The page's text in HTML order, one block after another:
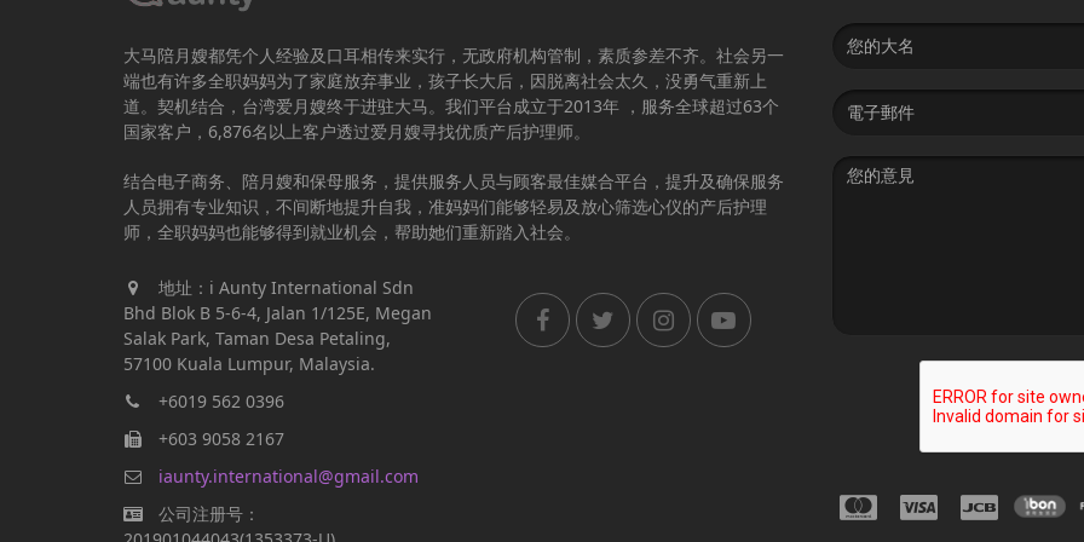
大马陪月嫂都凭个人经验及口耳相传来实行，无政府机构管制，素质参差不齐。社会另一
端也有许多全职妈妈为了家庭放弃事业，孩子长大后，因脱离社会太久，没勇气重新上
道。契机结合，台湾爱月嫂终于进驻大马。我们平台成立于2013年 ，服务全球超过63个
国家客户，6,876名以上客户透过爱月嫂寻找优质产后护理师。
结合电子商务、陪月嫂和保母服务，提供服务人员与顾客最佳媒合平台，提升及确保服务
人员拥有专业知识，不间断地提升自我，准妈妈们能够轻易及放心筛选心仪的产后护理
师，全职妈妈也能够得到就业机会，帮助她们重新踏入社会。
地址：i Aunty International Sdn
Bhd Blok B 5-6-4, Jalan 1/125E, Megan
Salak Park, Taman Desa Petaling,
57100 Kuala Lumpur, Malaysia.
+6019 562 0396
+603 9058 2167
iaunty.international@gmail.com
公司注册号：
Name
Email
address
Message